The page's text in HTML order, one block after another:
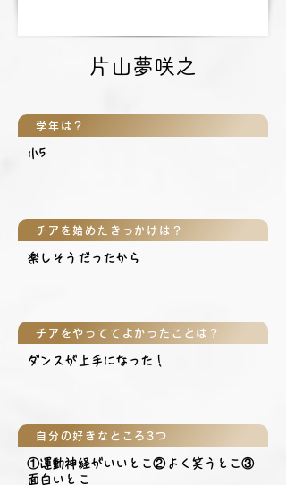
片山夢咲之
学年は？
小5
チアを始めたきっかけは？
楽しそうだったから
チアをやっててよかったことは？
ダンスが上手になった！
自分の好きなところ3つ
①運動神経がいいとこ②よく笑うとこ③
面白いとこ